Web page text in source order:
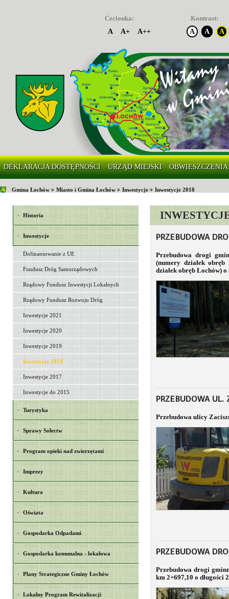
Czcionka:
A
A+ A++
Kontrast:
A
A A
DEKLARACJA DOSTĘPNOŚCI URZĄD MIEJSKI OBWIESZCZENIA
Gmina Łochów Miasto i Gmina Łochów Inwestycje Inwestycje 2018
Historia
Inwestycje
Dofinansowanie z UE
Fundusz Dróg Samorządowych
Rządowy Fundusz Inwestycji Lokalnych
Rządowy Fundusz Rozwoju Dróg
Inwestycje 2021
Inwestycje 2020
Inwestycje 2019
Inwestycje 2018
Inwestycje 2017
Inwestycje do 2015
Turystyka
Sprawy Sołectw
Program opieki nad zwierzętami
Imprezy
Kultura
Oświata
Gospodarka Odpadami
Gospodarka komunalna - lokalowa
Plany Strategiczne Gminy Łochów
Lokalny Program Rewitalizacji
PRZEBUDOWA
Przebudowa drogi
(numery działek
działek obręb Łochów) o
PRZEBUDOWA UL.
Przebudowa ulicy
PRZEBUDOWA
Przebudowa drogi
km 2+697,10 o długości